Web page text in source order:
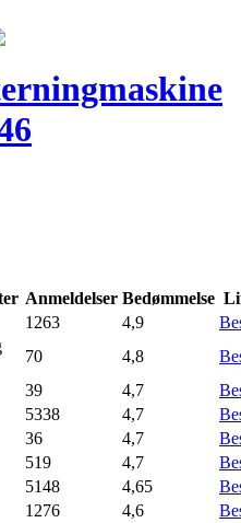
Anmeldelser Bedømmelse
1263 4,9
70 4,8
39 4,7
5338 4,7
36 4,7
519 4,7
5148 4,65
1276 4,6